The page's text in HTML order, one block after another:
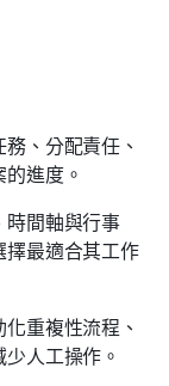
、分配責任、
進度。
間軸與行事
最適合其工作
重複性流程、
人工操作。